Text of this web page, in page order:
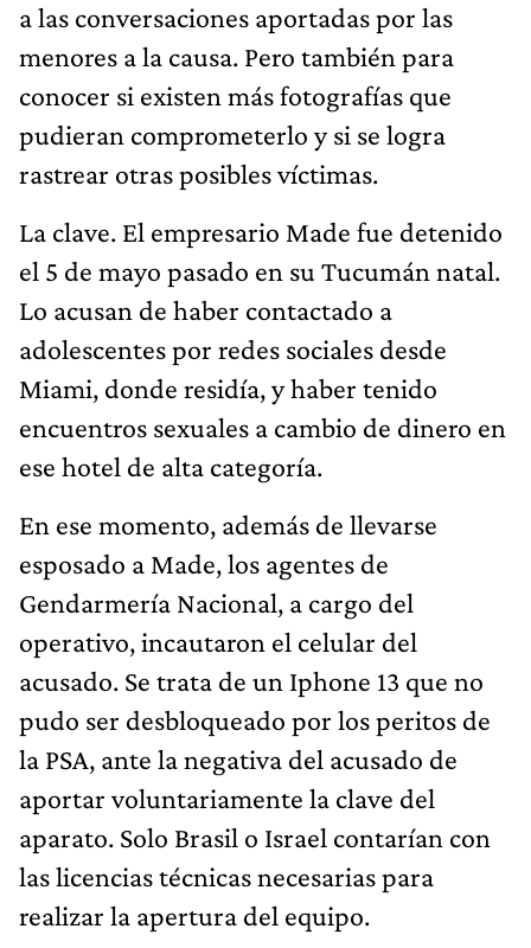
a las conversaciones aportadas por las
menores a la causa. Pero también para
conocer si existen más fotografías que
pudieran comprometerlo y si se logra
rastrear otras posibles víctimas.
La clave. El empresario Made fue detenido
el 5 de mayo pasado en su Tucumán natal.
Lo acusan de haber contactado a
adolescentes por redes sociales desde
Miami, donde residía, y haber tenido
encuentros sexuales a cambio de dinero en
ese hotel de alta categoría.
En ese momento, además de llevarse
esposado a Made, los agentes de
Gendarmería Nacional, a cargo del
operativo, incautaron el celular del
acusado. Se trata de un Iphone 13 que no
pudo ser desbloqueado por los peritos de
la PSA, ante la negativa del acusado de
aportar voluntariamente la clave del
aparato. Solo Brasil o Israel contarían con
las licencias técnicas necesarias para
realizar la apertura del equipo.